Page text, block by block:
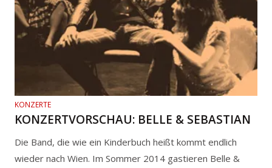
KONZERTE
KONZERTVORSCHAU: BELLE & SEBASTIAN
Die Band, die wie ein Kinderbuch heißt kommt endlich
wieder nach Wien. Im Sommer 2014 gastieren Belle &